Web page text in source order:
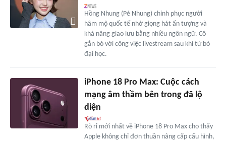
Hồng Nhung (Pé Nhung) chinh phục người
hâm mộ quốc tế nhờ giọng hát ấn tượng và
khả năng giao lưu bằng nhiều ngôn ngữ. Cô
gắn bó với công việc livestream sau khi từ bỏ
đại học.
iPhone 18 Pro Max: Cuộc cách
mạng âm thầm bên trong đã lộ
diện
Rò rỉ mới nhất về iPhone 18 Pro Max cho thấy
Apple không chỉ đơn thuần nâng cấp cấu hình,